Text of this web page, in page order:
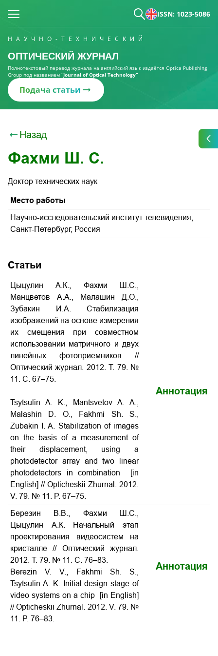
ISSN: 1023-5086
НАУЧНО-ТЕХНИЧЕСКИЙ
ОПТИЧЕСКИЙ ЖУРНАЛ
Полнотекстовый перевод журнала на английский язык издаётся Optica Publishing
Group под названием “Journal of Optical Technology“
Подача статьи
Назад
Фахми Ш. С.
Доктор технических наук
Место работы
Научно-исследовательский институт телевидения,
Санкт-Петербург, Россия
Статьи
Цыцулин А.К., Фахми Ш.С.,
Манцветов А.А., Малашин Д.О.,
Зубакин И.А. Стабилизация
изображений на основе измерения
их смещения при совместном
использовании матричного и двух
линейных фотоприемников //
Оптический журнал. 2012. Т. 79. №
11. С. 67–75.
Tsytsulin A. K., Mantsvetov A. A.,
Malashin D. O., Fakhmi Sh. S.,
Zubakin I. A. Stabilization of images
on the basis of a measurement of
their displacement, using a
photodetector array and two linear
photodetectors in combination [in
English] // Opticheskii Zhurnal. 2012.
V. 79. № 11. P. 67–75.
Аннотация
Березин В.В., Фахми Ш.С.,
Цыцулин А.К. Начальный этап
проектирования видеосистем на
кристалле // Оптический журнал.
2012. Т. 79. № 11. С. 76–83.
Berezin V. V., Fakhmi Sh. S.,
Tsytsulin A. K. Initial design stage of
video systems on a chip [in English]
// Opticheskii Zhurnal. 2012. V. 79. №
11. P. 76–83.
Аннотация